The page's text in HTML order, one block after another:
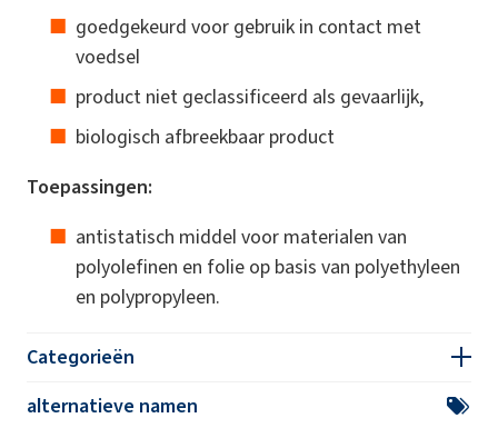
goedgekeurd voor gebruik in contact met
voedsel
product niet geclassificeerd als gevaarlijk,
biologisch afbreekbaar product
Toepassingen:
antistatisch middel voor materialen van
polyolefinen en folie op basis van polyethyleen
en polypropyleen.
Categorieën
alternatieve namen